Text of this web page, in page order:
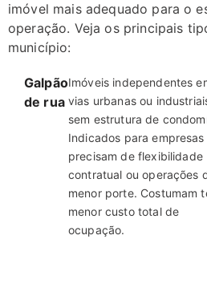
imóvel mais adequado para o
operação. Veja os principais
município:
Galpão
de rua
Imóveis independentes
vias urbanas ou
sem estrutura de
Indicados para empresas
precisam de flexibilidade
contratual ou operações
menor porte. Costumam
menor custo total de
ocupação.